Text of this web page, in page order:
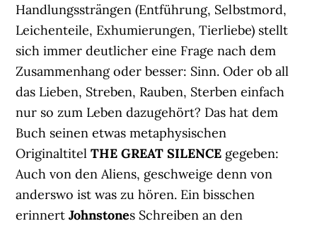
Handlungssträngen (Entführung, Selbstmord,
Leichenteile, Exhumierungen, Tierliebe) stellt
sich immer deutlicher eine Frage nach dem
Zusammenhang oder besser: Sinn. Oder ob all
das Lieben, Streben, Rauben, Sterben einfach
nur so zum Leben dazugehört? Das hat dem
Buch seinen etwas metaphysischen
OriginaltitelTHE GREAT SILENCE gegeben:
Auch von den Aliens, geschweige denn von
anderswo ist was zu hören. Ein bisschen
erinnertJohnstones Schreiben an den